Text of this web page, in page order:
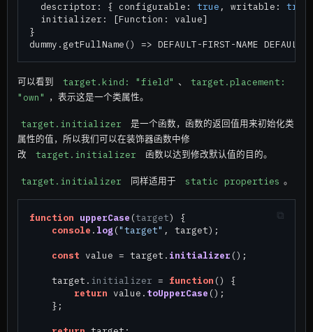
  descriptor: { configurable:
true , writable: true
  initializer: [Function: value]
}
可以看到 target.kind: "field" 、
target.placement:
"own"
，表示这是一个类属性。
target.initializer
是一个函数，函数的返回值用来初始化类
属性的值，所以我们可以在装饰器函数中修
改
target.initializer 函数以达到修改默认值的目的。
target.initializer 同样适用于 static properties 。
function upperCase (target) {
console . log("target" , target);
const value = target. initializer ();
    target.
initializer = function () {
return value. toUpperCase ();
    };